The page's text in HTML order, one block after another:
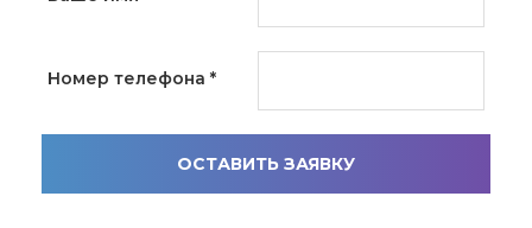
Номер телефона *
ОСТАВИТЬ ЗАЯВКУ